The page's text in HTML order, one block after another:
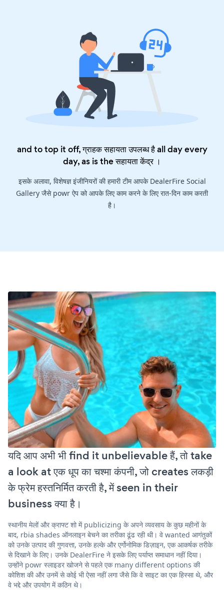
and to top it off, ग्राहक सहायता उपलब्ध है all day every
day, as is theसहायता केंद्र।
इसके अलावा, विशेषज्ञ इंजीनियरों की हमारी टीम आपके DealerFire Social
Gallery जैसे powr ऐप को आपके लिए काम करने के लिए रात-दिन काम करती
है।
यदि आप अभी भी find it unbelievable हैं, तो take
a look at एक धूप का चश्मा कंपनी, जो creates लकड़ी
के फ्रेम हस्तनिर्मित करती है, में seen in their
business क्या है।
स्थानीय मेलों और क्राफ्ट शो में publicizing के अपने व्यवसाय के कुछ महीनों के
बाद, rbia shades ऑनलाइन बेचने का तरीका ढूंढ रही थी। वे wanted आगंतुकों
को उनके उत्पाद की गुणवत्ता, उनके हल्के और एर्गोनोमिक डिज़ाइन, एक आकर्षक तरीके
से दिखाने के लिए। उनके DealerFire ने इसके लिए पर्याप्त समाधान नहीं दिया।
उन्होंने powr स्लाइडर खोजने से पहले एक many different options की
कोशिश की और उनमें से कोई भी ऐसा नहीं लगा जैसे कि वे साइट का एक हिस्सा थे, और
वे भद्दे और उपयोग में कठिन थे।